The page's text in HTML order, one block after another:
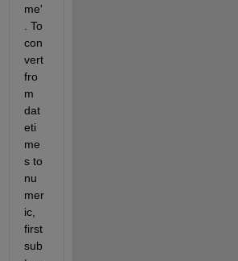
me'
. To
con
vert
fro
m
dat
eti
me
s to
nu
mer
ic,
first
sub